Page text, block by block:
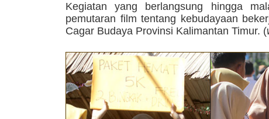
Kegiatan yang berlangsung hingga
pemutaran film tentang kebudayaan
Cagar Budaya Provinsi Kalimantan Timur. (